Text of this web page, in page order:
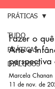
TUDO
PRÁTICAS
DIÁLOGOS
PRÁTICAS
Fazer o
Arte e
Marcela Chanan
11 de nov. de